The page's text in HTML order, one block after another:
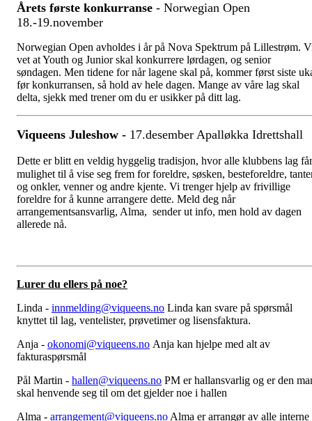
Årets første konkurranse - Norwegian Open
18.-19.november
Norwegian Open avholdes i år på Nova Spektrum på Lillestrøm.
vet at Youth og Junior skal konkurrere lørdagen, og senior
søndagen. Men tidene for når lagene skal på, kommer først siste
før konkurransen, så hold av hele dagen. Mange av våre lag skal
delta, sjekk med trener om du er usikker på ditt lag.
Viqueens Juleshow - 17.desember Apalløkka Idrettshall
Dette er blitt en veldig hyggelig tradisjon, hvor alle klubbens lag får
mulighet til å vise seg frem for foreldre, søsken, besteforeldre,
og onkler, venner og andre kjente. Vi trenger hjelp av frivillige
foreldre for å kunne arrangere dette. Meld deg når
arrangementsansvarlig, Alma, sender ut info, men hold av dagen
allerede nå.
Lurer du ellers på noe?
Linda - innmelding@viqueens.no Linda kan svare på spørsmål
knyttet til lag, ventelister, prøvetimer og lisensfaktura.
Anja - okonomi@viqueens.no Anja kan hjelpe med alt av
fakturaspørsmål
Pål Martin - hallen@viqueens.no PM er hallansvarlig og er den
skal henvende seg til om det gjelder noe i hallen
Alma - arrangement@viqueens.no Alma er arrangør av alle interne